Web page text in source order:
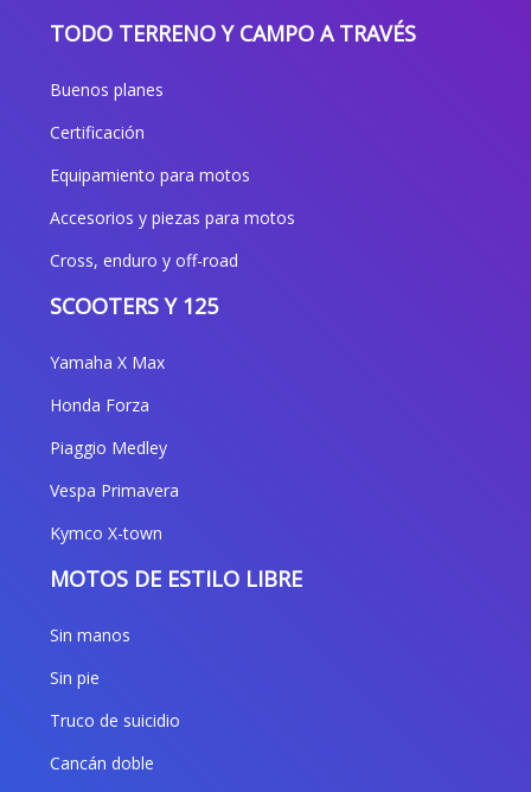
TODO TERRENO Y CAMPO A TRAVÉS
Buenos planes
Certificación
Equipamiento para motos
Accesorios y piezas para motos
Cross, enduro y off-road
SCOOTERS Y 125
Yamaha X Max
Honda Forza
Piaggio Medley
Vespa Primavera
Kymco X-town
MOTOS DE ESTILO LIBRE
Sin manos
Sin pie
Truco de suicidio
Cancán doble